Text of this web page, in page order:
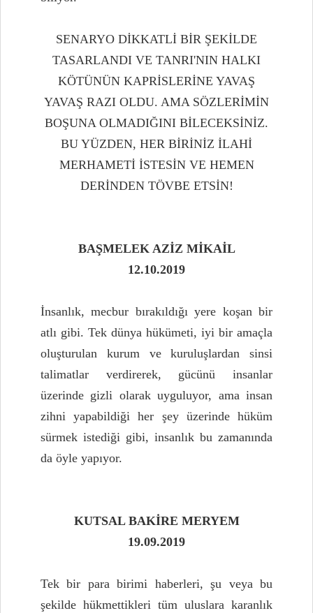
SENARYO DİKKATLİ BİR ŞEKİLDE
TASARLANDI VE TANRI'NIN HALKI
KÖTÜNÜN KAPRİSLERİNE YAVAŞ
YAVAŞ RAZI OLDU. AMA SÖZLERİMİN
BOŞUNA OLMADIĞINI BİLECEKSİNİZ.
BU YÜZDEN, HER BİRİNİZ İLAHİ
MERHAMETİ İSTESİN VE HEMEN
DERİNDEN TÖVBE ETSİN!
BAŞMELEK AZİZ MİKAİL
12.10.2019
İnsanlık, mecbur bırakıldığı yere koşan bir
atlı gibi. Tek dünya hükümeti, iyi bir amaçla
oluşturulan kurum ve kuruluşlardan sinsi
talimatlar verdirerek, gücünü insanlar
üzerinde gizli olarak uyguluyor, ama insan
zihni yapabildiği her şey üzerinde hüküm
sürmek istediği gibi, insanlık bu zamanında
da öyle yapıyor.
KUTSAL BAKİRE MERYEM
19.09.2019
Tek bir para birimi haberleri, şu veya bu
şekilde hükmettikleri tüm uluslara karanlık